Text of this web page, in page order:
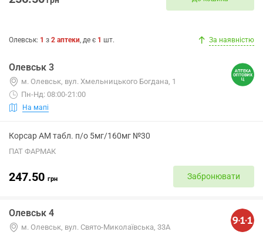
Олевськ: 1 з 2 аптеки, де є 1 шт. За наявністю
Олевськ 3
м. Олевськ, вул. Хмельницького Богдана, 1
Пн-Нд: 08:00-21:00
На мапі
Корсар АМ табл. п/о 5мг/160мг №30
ПАТ ФАРМАК
247.50 грн Забронювати
Олевськ 4
м. Олевськ, вул. Свято-Миколаївська, 33А